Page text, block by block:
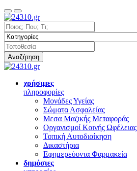
Αναζήτηση
χρήσιμες
πληροφορίες
Μονάδες Υγείας
Σώματα Ασφαλείας
Μεσα Μαζικής Μεταφοράς
Οργανισμοί Κοινής Ωφέλειας
Τοπική Αυτοδιοίκηση
Δικαστήρια
Εφημερεύοντα Φαρμακεία
δημόσιες